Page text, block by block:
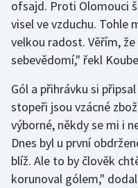
ofsajd. Proti Olomouci
visel ve vzduchu. Tohle
velkou radost. Věřím,
sebevědomí," řekl
Gól a přihrávku si
stopeři jsou vzácné
výborné, někdy se mi i
Dnes byl u první
blíž. Ale to by člověk
korunoval gólem,"